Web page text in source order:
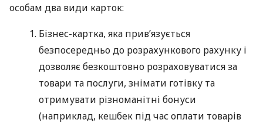
особам два види карток:
Бізнес-картка, яка прив’язується
безпосередньо до розрахункового рахунку і
дозволяє безкоштовно розраховуватися за
товари та послуги, знімати готівку та
отримувати різноманітні бонуси
(наприклад, кешбек під час оплати товарів